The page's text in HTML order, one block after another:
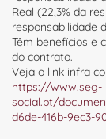
Real (22,3% da
responsabilidade
Têm benefícios e
do contrato.
Veja o link infra
https://www.seg-
social.pt/
d6de-416b-9ec3-